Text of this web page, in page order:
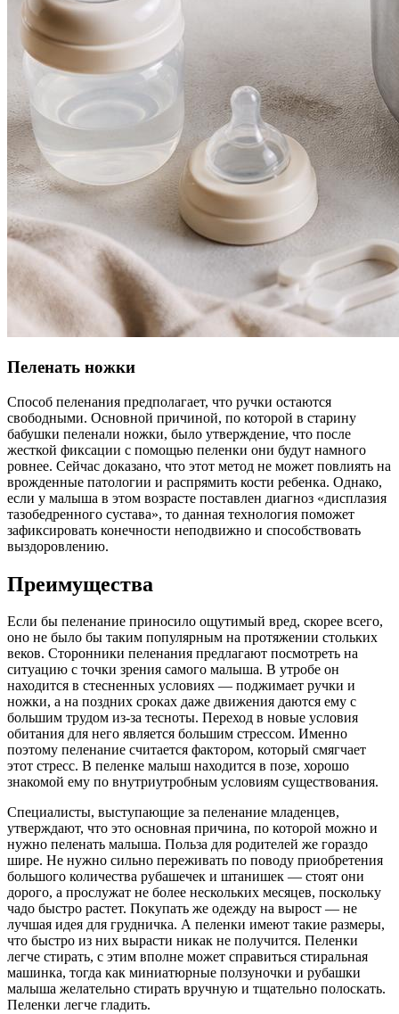
Пеленать ножки
Способ пеленания предполагает, что ручки остаются
свободными. Основной причиной, по которой в старину
бабушки пеленали ножки, было утверждение, что после
жесткой фиксации с помощью пеленки они будут намного
ровнее. Сейчас доказано, что этот метод не может повлиять на
врожденные патологии и распрямить кости ребенка. Однако,
если у малыша в этом возрасте поставлен диагноз «дисплазия
тазобедренного сустава», то данная технология поможет
зафиксировать конечности неподвижно и способствовать
выздоровлению.
Преимущества
Если бы пеленание приносило ощутимый вред, скорее всего,
оно не было бы таким популярным на протяжении стольких
веков. Сторонники пеленания предлагают посмотреть на
ситуацию с точки зрения самого малыша. В утробе он
находится в стесненных условиях — поджимает ручки и
ножки, а на поздних сроках даже движения даются ему с
большим трудом из-за тесноты. Переход в новые условия
обитания для него является большим стрессом. Именно
поэтому пеленание считается фактором, который смягчает
этот стресс. В пеленке малыш находится в позе, хорошо
знакомой ему по внутриутробным условиям существования.
Специалисты, выступающие за пеленание младенцев,
утверждают, что это основная причина, по которой можно и
нужно пеленать малыша. Польза для родителей же гораздо
шире. Не нужно сильно переживать по поводу приобретения
большого количества рубашечек и штанишек — стоят они
дорого, а прослужат не более нескольких месяцев, поскольку
чадо быстро растет. Покупать же одежду на вырост — не
лучшая идея для грудничка. А пеленки имеют такие размеры,
что быстро из них вырасти никак не получится. Пеленки
легче стирать, с этим вполне может справиться стиральная
машинка, тогда как миниатюрные ползуночки и рубашки
малыша желательно стирать вручную и тщательно полоскать.
Пеленки легче гладить.